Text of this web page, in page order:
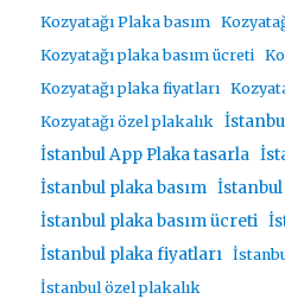
Kozyatağı Plaka basım
Kozyatağı plaka basım ücreti
Kozyatağı plaka fiyatları
Kozyatağı özel plakalık
İstanbul App Plaka tasarla
İstanbul plaka basım
İstanbul plaka basım ücreti
İstanbul plaka fiyatları
İstanbul özel plakalık